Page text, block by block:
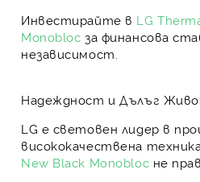
Инвестирайте в LG
Monobloc за финансова
независимост
Надеждност и Дълъг
LG е световен лидер в
висококачествена
New Black Monobloc не